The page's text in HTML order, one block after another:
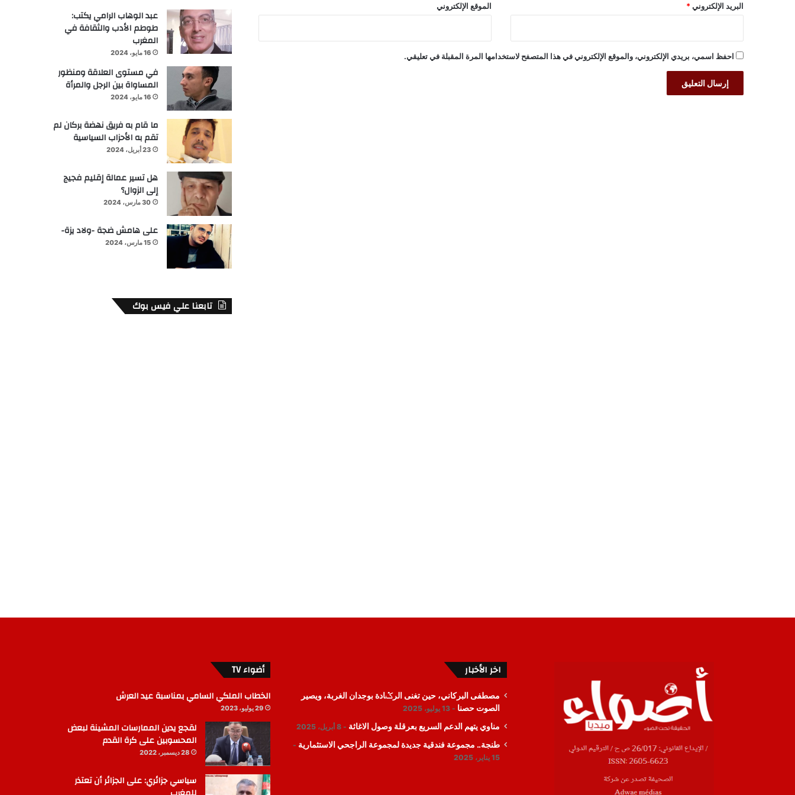
البريد الإلكتروني * الموقع الإلكتروني
احفظ اسمي، بريدي الإلكتروني، والموقع الإلكتروني في هذا المتصفح لاستخدامها المرة المقبلة في تعليقي.
عبد الوهاب الرامي يكتب:
طوطم الأدب والثقافة في
المغرب
16 مايو، 2024
في مستوى العلاقة ومنظور
المساواة بين الرجل والمرأة
16 مايو، 2024
ما قام به فريق نهضة بركان لم
تقم به الأحزاب السياسية
23 أبريل، 2024
هل تسير عمالة إقليم فجيج
إلى الزوال؟
30 مارس، 2024
على هامش ضجة -ولاد يزة-
15 مارس، 2024
تابعنا علي فيس بوك
اخر الأخبار
مصطفى البركاني، حين تغنى الرݣادة بوجدان الغربة، ويصير
الصوت حصنا
13 يوليو، 2025
مناوي يتهم الدعم السريع بعرقلة وصول الاغاثة 8 أبريل، 2025
طنجة.. مجموعة فندقية جديدة لمجموعة الراجحي الاستثمارية
15 يناير، 2025
أضواء TV
الخطاب الملكي السامي بمناسبة عيد العرش
29 يوليو، 2023
لقجع يدين الممارسات المشينة لبعض
المحسوبين على كرة القدم
28 ديسمبر، 2022
سياسي جزائري: على الجزائر أن تعتذر